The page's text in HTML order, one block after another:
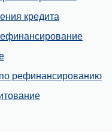
кредита
рефинансированию